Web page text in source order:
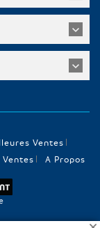
Ventes
A Propos